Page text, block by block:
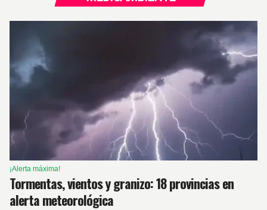
¡Alerta máxima!
Tormentas, vientos y granizo: 18 provincias en
alerta meteorológica